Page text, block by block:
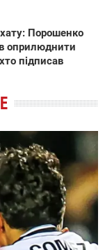
Порошенко
оприлюднити
підписав